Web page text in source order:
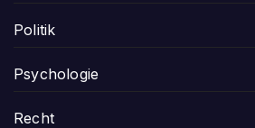
Politik
Psychologie
Recht